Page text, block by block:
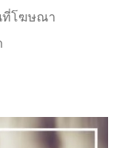
ที่โฆษณา